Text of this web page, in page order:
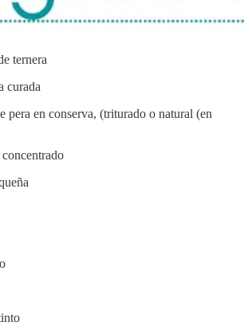
ternera
curada
pera en conserva, (triturado o natural (en